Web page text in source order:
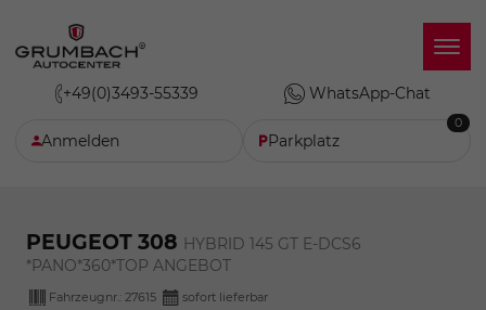
+49(0)3493-55339 WhatsApp-Chat
Anmelden Parkplatz
0
PEUGEOT 308 HYBRID 145 GT E-DCS6
*PANO*360*TOP ANGEBOT
Fahrzeugnr.: 27615
sofort lieferbar